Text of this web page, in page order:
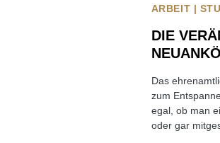
ARBEIT |
DIE
Das
zum
egal, ob man
oder gar